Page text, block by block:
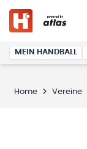
MEIN HANDBALL
Home Vereine